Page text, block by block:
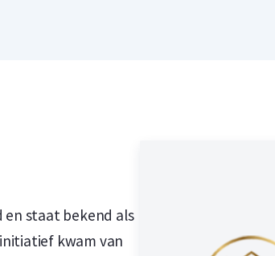
en staat bekend als
kwam van